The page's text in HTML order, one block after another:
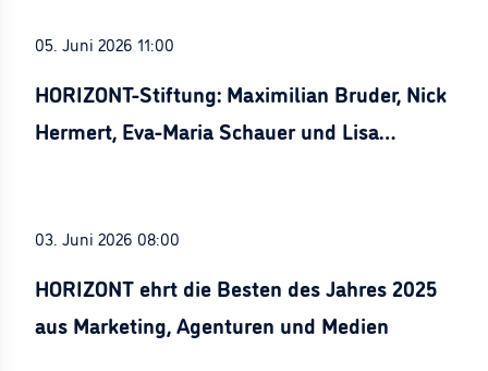
05. Juni 2026 11:00
HORIZONT-Stiftung: Maximilian Bruder, Nick
Hermert, Eva-Maria Schauer und Lisa
03. Juni 2026 08:00
HORIZONT ehrt die Besten des Jahres 2025
aus Marketing, Agenturen und Medien